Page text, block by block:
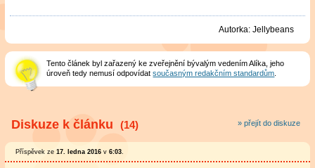
Autorka: Jellybeans
Tento článek byl zařazený ke zveřejnění bývalým vedením Alíka, jeho
úroveň tedy nemusí odpovídatsoučasným redakčním standardům
» přejít do diskuze
Diskuze k článku (14)
Příspěvek ze 17. ledna 2016v 6:03.